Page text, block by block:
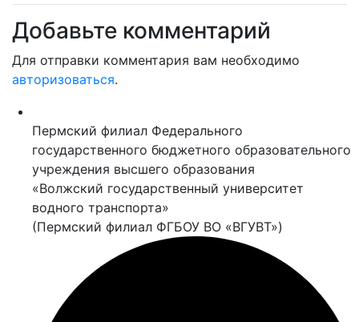
Добавьте комментарий
Для отправки комментария вам необходимо
авторизоваться.
Пермский филиал Федерального
государственного бюджетного образовательного
учреждения высшего образования
«Волжский государственный университет
водного транспорта»
(Пермский филиал ФГБОУ ВО «ВГУВТ»)